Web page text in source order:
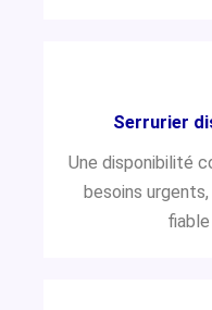
Serrurier
Une disponibilité
besoins